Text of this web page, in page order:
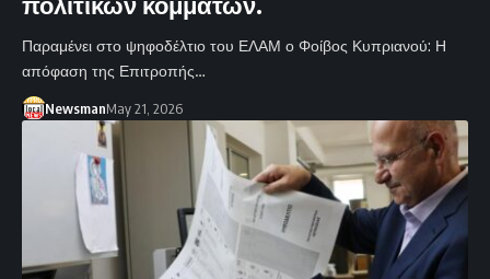
Παραμένει στο ψηφοδέλτιο του ΕΛΑΜ ο Φοίβος Κυπριανού: Η
απόφαση της Επιτροπής…
NewsmanMay 21, 2026